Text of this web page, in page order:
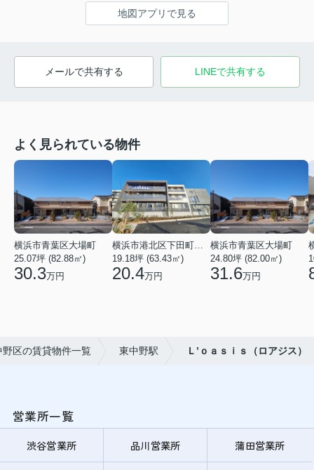
地図アプリで見る
メールで共有する LINEで共有する
よく見られている物件
横浜市青葉区大場町
25.07坪 (82.88㎡)
30.3万円
19.18坪 (63.43㎡)
20.4万円
横浜市青葉区大場町
24.80坪 (82.00㎡)
31.6万円
野区の賃貸物件一覧 東中野駅 Ｌ’ｏａｓｉｓ（ロアジス）
営業所一覧
渋谷営業所 品川営業所 蒲田営業所